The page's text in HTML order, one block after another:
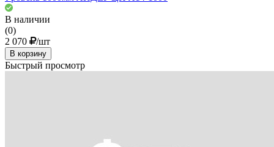
В наличии
(0)
2 070
/шт
В корзину
Быстрый просмотр